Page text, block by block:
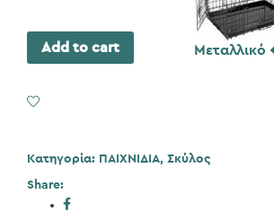
Μεταλλικό
Add to cart
Κατηγορία: ΠΑΙΧΝΙΔΙΑ, Σκύλος
Share: